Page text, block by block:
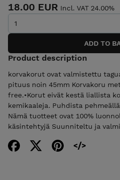
18.00 EUR Incl. VAT 24.00%
Product description
korvakorut ovat valmistettu
pituus noin 45mm Korvakoru
free.•Korut eivät kestä liallista
kemikaaleja. Puhdista
Nämä tuotteet ovat 100%
käsintehtyjä Suunniteltu ja